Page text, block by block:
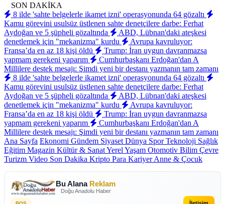
SON DAKİKA
8 ilde 'sahte belgelerle ikamet izni' operasyonunda 64 gözaltı
Kamu görevini usulsüz üstlenen sahte denetçilere darbe: Ferhat
Aydoğan ve 5 şüpheli gözaltında
ABD, Lübnan'daki ateşkesi
denetlemek için "mekanizma" kurdu
Avrupa kavruluyor:
Fransa’da en az 18 kişi öldü
Trump: İran uygun davranmazsa
yapmam gerekeni yaparım
Cumhurbaşkanı Erdoğan'dan A
Millilere destek mesajı: Şimdi yeni bir destanı yazmanın tam zamanı
8 ilde 'sahte belgelerle ikamet izni' operasyonunda 64 gözaltı
Kamu görevini usulsüz üstlenen sahte denetçilere darbe: Ferhat
Aydoğan ve 5 şüpheli gözaltında
ABD, Lübnan'daki ateşkesi
denetlemek için "mekanizma" kurdu
Avrupa kavruluyor:
Fransa’da en az 18 kişi öldü
Trump: İran uygun davranmazsa
yapmam gerekeni yaparım
Cumhurbaşkanı Erdoğan'dan A
Millilere destek mesajı: Şimdi yeni bir destanı yazmanın tam zamanı
Ana Sayfa Ekonomi Gündem Siyaset Dünya SporTeknoloji Sağlık
Eğitim Magazin Kültür & SanatYerel Yaşam Otomotiv Bilim Çevre
Turizm Video Son Dakika Kripto Para KariyerAnne & Çocuk
Bu Alana Reklam
Doğu Anadolu Haber